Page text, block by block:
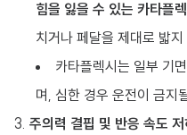
힘을 잃을 수 있는 카타플
치거나 페달을 제대로 밟
카타플렉시는 일부 기
며, 심한 경우 운전이 금지
주의력 결핍 및 반응 속도